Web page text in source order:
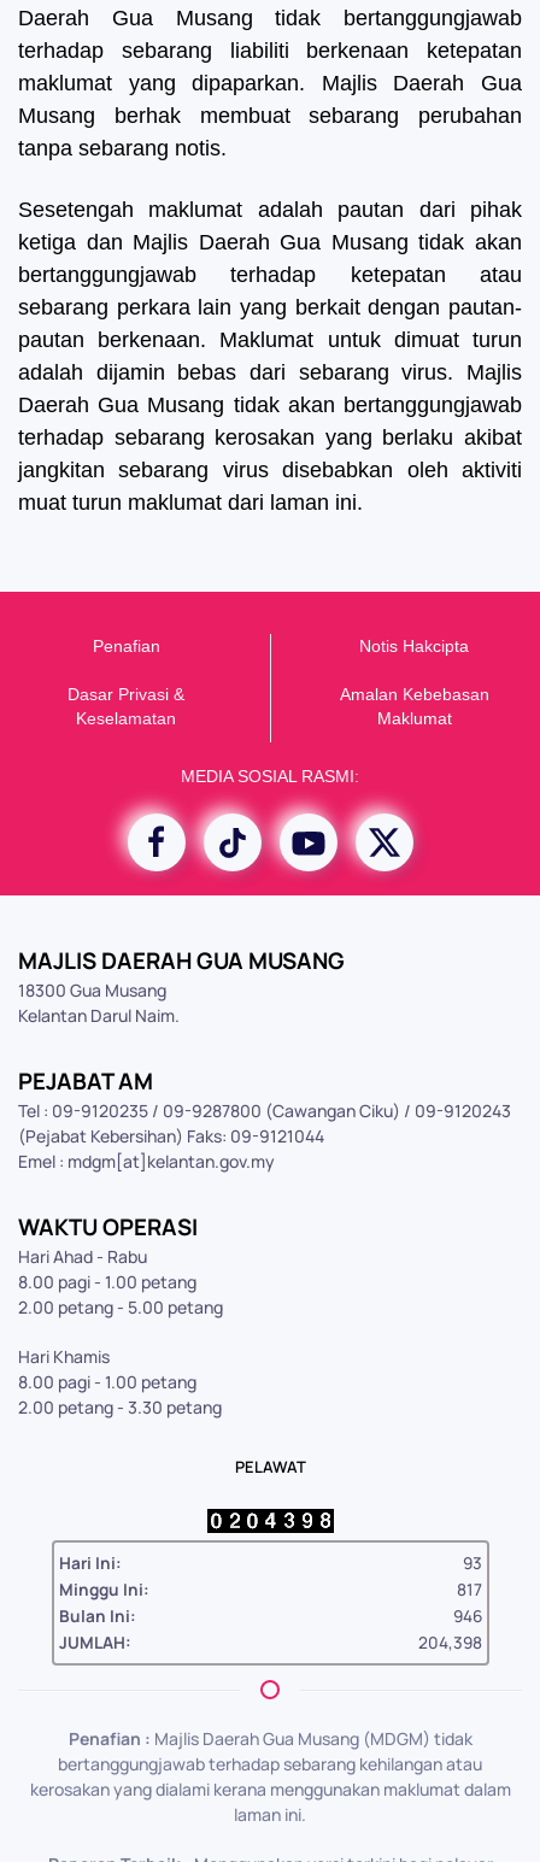
Daerah Gua Musang tidak bertanggungjawab
terhadap sebarang liabiliti berkenaan ketepatan
maklumat yang dipaparkan. Majlis Daerah Gua
Musang berhak membuat sebarang perubahan
tanpa sebarang notis.
Sesetengah maklumat adalah pautan dari pihak
ketiga dan Majlis Daerah Gua Musang tidak akan
bertanggungjawab terhadap ketepatan atau
sebarang perkara lain yang berkait dengan pautan-
pautan berkenaan. Maklumat untuk dimuat turun
adalah dijamin bebas dari sebarang virus. Majlis
Daerah Gua Musang tidak akan bertanggungjawab
terhadap sebarang kerosakan yang berlaku akibat
jangkitan sebarang virus disebabkan oleh aktiviti
muat turun maklumat dari laman ini.
Penafian
Dasar Privasi &
Keselamatan
Notis Hakcipta
Amalan Kebebasan
Maklumat
MEDIA SOSIAL RASMI:
MAJLIS DAERAH GUA MUSANG
18300 Gua Musang
Kelantan Darul Naim.
PEJABAT AM
Tel : 09-9120235 / 09-9287800 (Cawangan Ciku) / 09-9120243
(Pejabat Kebersihan) Faks: 09-9121044
Emel : mdgm[at]kelantan.gov.my
WAKTU OPERASI
Hari Ahad - Rabu
8.00 pagi - 1.00 petang
2.00 petang - 5.00 petang
Hari Khamis
8.00 pagi - 1.00 petang
2.00 petang - 3.30 petang
PELAWAT
Hari Ini:
93
Minggu Ini:
817
Bulan Ini:
946
JUMLAH:
204,398
Penafian : Majlis Daerah Gua Musang (MDGM) tidak
bertanggungjawab terhadap sebarang kehilangan atau
kerosakan yang dialami kerana menggunakan maklumat dalam
laman ini.